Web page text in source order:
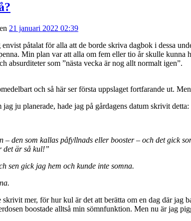
21 januari 2022 02:39
envist påtalat för alla att de borde skriva dagbok i dessa
Min plan var att alla om fem eller tio år skulle kunna
absurditeter som ”nästa vecka är nog allt normalt igen”.
och så här ser första uppslaget fortfarande ut.
ju planerade, hade jag på gårdagens datum skrivit detta:
– den som kallas påfyllnads eller booster – och det gick
det är så kul!”
sen gick jag hem och kunde inte somna.
skrivit mer, för hur kul är det att berätta om en dag där
boostade alltså min sömnfunktion. Men nu är jag